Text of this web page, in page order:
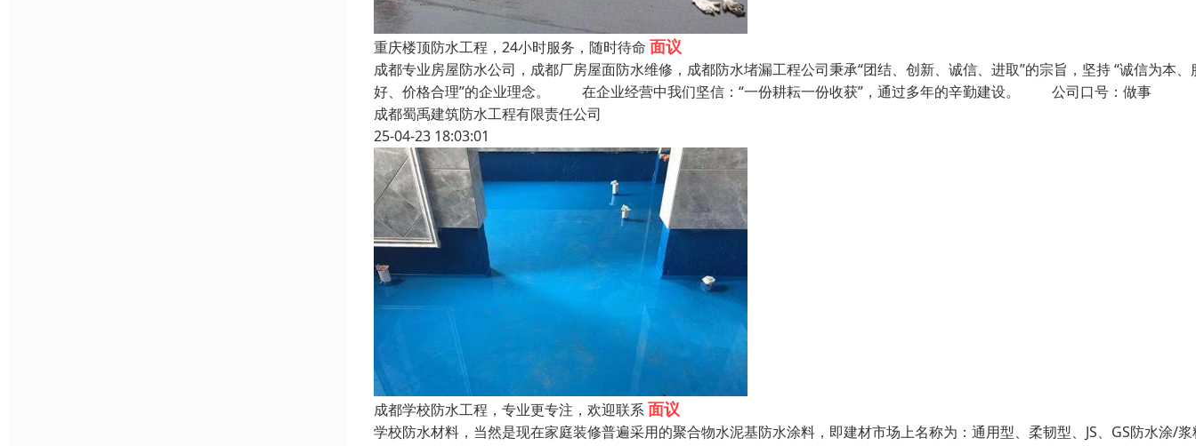
重庆楼顶防水工程，24小时服务，随时待命 面议
成都专业房屋防水公司，成都厂房屋面防水维修，成都防水堵漏工程公司秉承“团结、创新、诚信、进取”的宗旨，坚持 “诚信为本、
好、价格合理”的企业理念。 在企业经营中我们坚信：“一份耕耘一份收获”，通过多年的辛勤建设。 公司口号：做事
成都蜀禹建筑防水工程有限责任公司
25-04-23 18:03:01
成都学校防水工程，专业更专注，欢迎联系面议
学校防水材料，当然是现在家庭装修普遍采用的聚合物水泥基防水涂料，即建材市场上名称为：通用型、柔韧型、JS、GS防水涂/